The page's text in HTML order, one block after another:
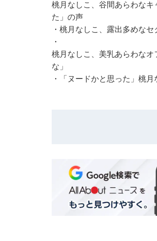
桃月なしこ、谷間あらわな
た」の声
・ 桃月なしこ、露出多めなセ
・
桃月なしこ、美乳あらわな
な」
・
「ヌードかと思った」桃